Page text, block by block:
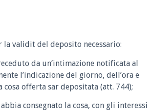
la validit del deposito necessario:
da un’intimazione notificata al
l’indicazione del giorno, dell’ora e
offerta sar depositata (att. 744);
consegnato la cosa, con gli interessi